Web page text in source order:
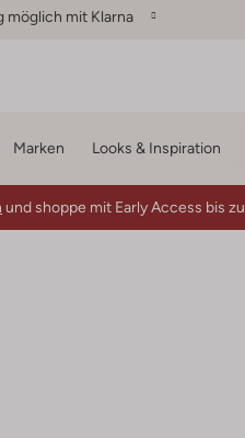
möglich mit Klarna
Marken Looks & Inspiration
und shoppe mit Early Access bis zu